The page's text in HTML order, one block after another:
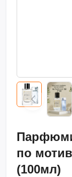
по
(100мл)